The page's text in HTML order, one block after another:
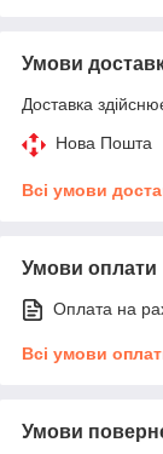
Умови
Доставка
Нова Пошта
Всі умови
Умови оплати
Оплата на
Всі умови
Умови